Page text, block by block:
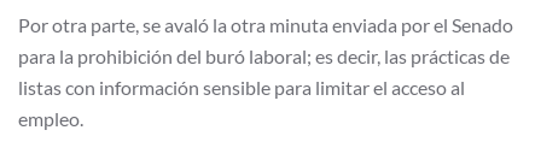
Por otra parte, se avaló la otra minuta enviada por el Senado
para la prohibición del buró laboral; es decir, las prácticas de
listas con información sensible para limitar el acceso al
empleo.